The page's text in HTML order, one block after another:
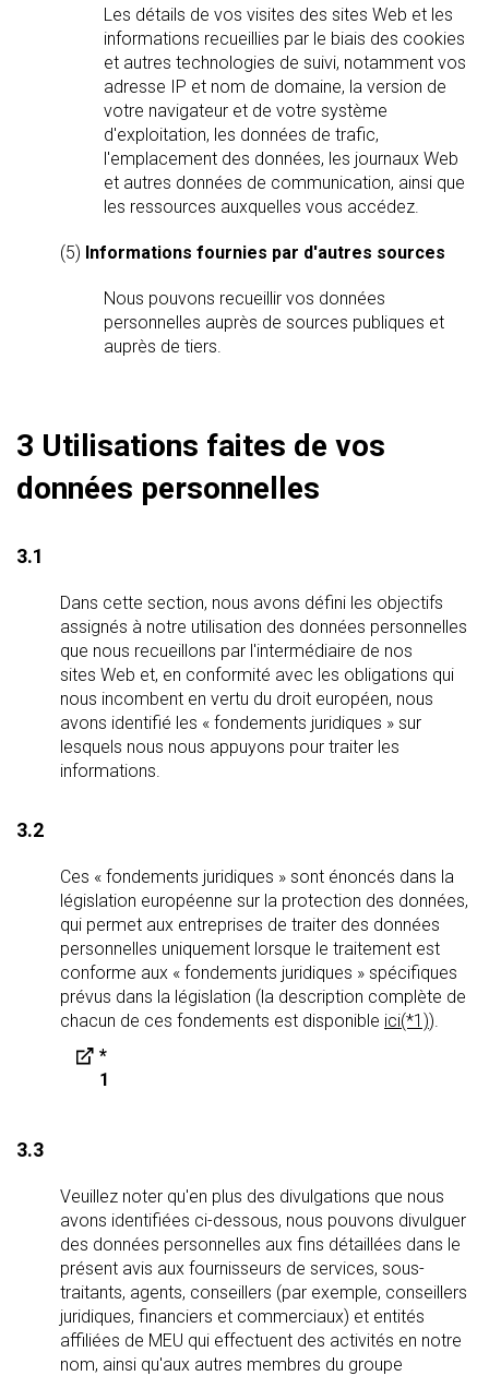
Les détails de vos visites des sites Web et les
informations recueillies par le biais des cookies
et autres technologies de suivi, notamment vos
adresse IP et nom de domaine, la version de
votre navigateur et de votre système
d'exploitation, les données de trafic,
l'emplacement des données, les journaux Web
et autres données de communication, ainsi que
les ressources auxquelles vous accédez.
(5) Informations fournies par d'autres sources
Nous pouvons recueillir vos données
personnelles auprès de sources publiques et
auprès de tiers.
3 Utilisations faites de vos
données personnelles
3.1
Dans cette section, nous avons défini les objectifs
assignés à notre utilisation des données personnelles
que nous recueillons par l'intermédiaire de nos
sites Web et, en conformité avec les obligations qui
nous incombent en vertu du droit européen, nous
avons identifié les « fondements juridiques » sur
lesquels nous nous appuyons pour traiter les
informations.
3.2
Ces « fondements juridiques » sont énoncés dans la
législation européenne sur la protection des données,
qui permet aux entreprises de traiter des données
personnelles uniquement lorsque le traitement est
conforme aux « fondements juridiques » spécifiques
prévus dans la législation (la description complète de
chacun de ces fondements est disponible ici(*1)).
*
1
3.3
Veuillez noter qu'en plus des divulgations que nous
avons identifiées ci-dessous, nous pouvons divulguer
des données personnelles aux fins détaillées dans le
présent avis aux fournisseurs de services, sous-
traitants, agents, conseillers (par exemple, conseillers
juridiques, financiers et commerciaux) et entités
affiliées de MEU qui effectuent des activités en notre
nom, ainsi qu'aux autres membres du groupe